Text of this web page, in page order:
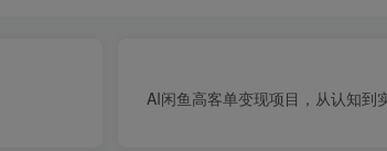
AI闲鱼高客单变现项目，从认知到